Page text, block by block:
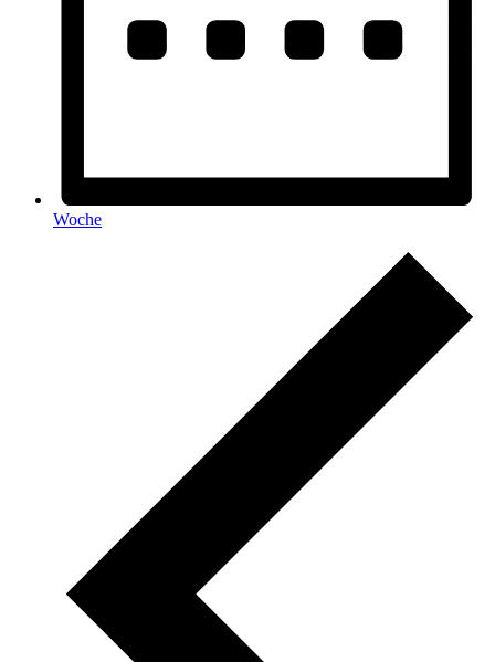
Woche